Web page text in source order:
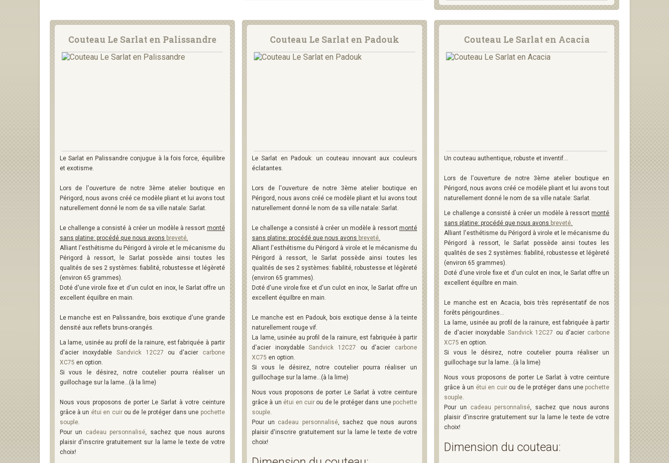
Couteau Le Sarlat en Palissandre
Le Sarlat en Palissandre conjugue à la fois force, équilibre
et exotisme.
Lors de l'ouverture de notre 3ème atelier boutique en
Périgord, nous avons créé ce modèle pliant et lui avons tout
naturellement donné le nom de sa ville natale: Sarlat.
Le challenge a consisté à créer un modèle à ressort monté
sans platine: procédé que nous avons breveté.
Alliant l'esthétisme du Périgord à virole et le mécanisme du
Périgord à ressort, le Sarlat possède ainsi toutes les
qualités de ses 2 systèmes: fiabilité, robustesse et légèreté
(environ 65 grammes).
Doté d'une virole fixe et d'un culot en inox, le Sarlat offre un
excellent équilbre en main.
Le manche est en Palissandre, bois exotique d'une grande
densité aux reflets bruns-orangés.
La lame, usinée au profil de la rainure, est fabriquée à partir
d'acier inoxydable Sandvick 12C27 ou d'acier
carbone
XC75 en option.
Si vous le désirez, notre coutelier pourra réaliser un
guillochage sur la lame...(à la lime)
Nous vous proposons de porter Le Sarlat à votre ceinture
grâce à un étui en cuirou de le protéger dans une pochette
souple.
Pour un cadeau personnalisé, sachez que nous aurons
plaisir d'inscrire gratuitement sur la lame le texte de votre
choix!
Couteau Le Sarlat en Padouk
Le Sarlat en Padouk: un couteau innovant aux couleurs
éclatantes.
Lors de l'ouverture de notre 3ème atelier boutique en
Périgord, nous avons créé ce modèle pliant et lui avons tout
naturellement donné le nom de sa ville natale: Sarlat.
Le challenge a consisté à créer un modèle à ressort monté
sans platine: procédé que nous avons breveté.
Alliant l'esthétisme du Périgord à virole et le mécanisme du
Périgord à ressort, le Sarlat possède ainsi toutes les
qualités de ses 2 systèmes: fiabilité, robustesse et légèreté
(environ 65 grammes).
Doté d'une virole fixe et d'un culot en inox, le Sarlat offre un
excellent équilbre en main.
Le manche est en Padouk, bois exotique dense à la teinte
naturellement rouge vif.
La lame, usinée au profil de la rainure, est fabriquée à partir
d'acier inoxydableSandvick 12C27 ou d'acier carbone
XC75 en option.
Si vous le désirez, notre coutelier pourra réaliser un
guillochage sur la lame...(à la lime)
Nous vous proposons de porter Le Sarlat à votre ceinture
grâce à un étui en cuir ou de le protéger dans une pochette
souple.
Pour un cadeau personnalisé, sachez que nous aurons
plaisir d'inscrire gratuitement sur la lame le texte de votre
choix!
Couteau Le Sarlat en Acacia
Un couteau authentique, robuste et inventif...
Lors de l'ouverture de notre 3ème atelier boutique en
Périgord, nous avons créé ce modèle pliant et lui avons tout
naturellement donné le nom de sa ville natale: Sarlat.
Le challenge a consisté à créer un modèle à ressortmonté
sans platine: procédé que nous avons breveté.
Alliant l'esthétisme du Périgord à virole et le mécanisme du
Périgord à ressort, le Sarlat possède ainsi toutes les
qualités de ses 2 systèmes: fiabilité, robustesse et légèreté
(environ 65 grammes).
Doté d'une virole fixe et d'un culot en inox, le Sarlat offre un
excellent équilbre en main.
Le manche est en Acacia, bois très représentatif de nos
forêts périgourdines...
La lame, usinée au profil de la rainure, est fabriquée à partir
de d'acier inoxydable Sandvick 12C27 ou d'acier carbone
XC75 en option.
Si vous le désirez, notre coutelier pourra réaliser un
guillochage sur la lame...(à la lime)
Nous vous proposons de porter Le Sarlat à votre ceinture
grâce à un étui en cuirou de le protéger dans une pochette
souple.
Pour un cadeau personnalisé, sachez que nous aurons
plaisir d'inscrire gratuitement sur la lame le texte de votre
choix!
Dimension du couteau: